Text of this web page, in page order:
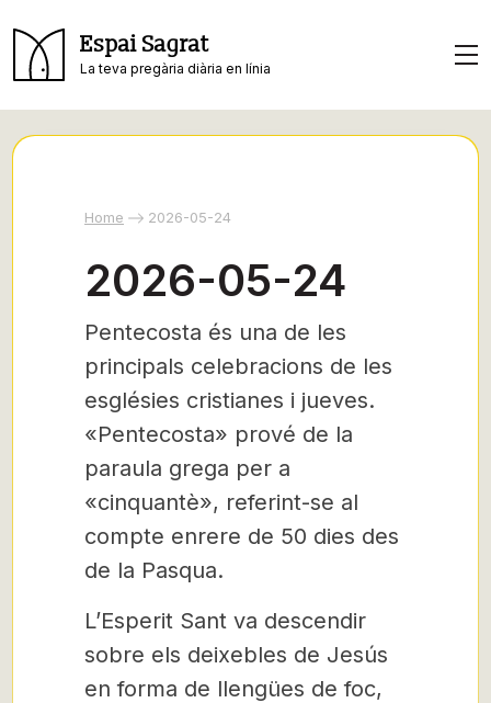
Espai Sagrat
La teva pregària diària en línia
Home 2026-05-24
2026-05-24
Pentecosta és una de les
principals celebracions de les
esglésies cristianes i jueves.
«Pentecosta» prové de la
paraula grega per a
«cinquantè», referint-se al
compte enrere de 50 dies des
de la Pasqua.
L’Esperit Sant va descendir
sobre els deixebles de Jesús
en forma de llengües de foc,